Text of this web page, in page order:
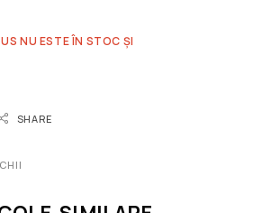
NU ESTE ÎN STOC ȘI
SHARE